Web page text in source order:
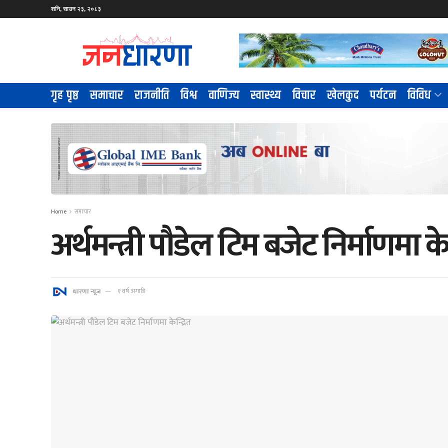
शनि, साउन २३, २०८३
गृह पृष्ठ समाचार राजनीति विश्व वाणिज्य स्वास्थ्य विचार खेलकुद पर्यटन विविध
Home समाचार
अर्थमन्त्री पौडेल टिम बजेट निर्माणमा
धारणा न्यूज १ वर्ष अगाडि